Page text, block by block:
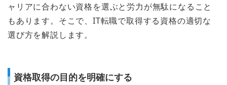
ャリアに合わない資格を選ぶと労力が無駄になること
もあります。そこで、IT転職で取得する資格の適切な
選び方を解説します。
資格取得の目的を明確にする